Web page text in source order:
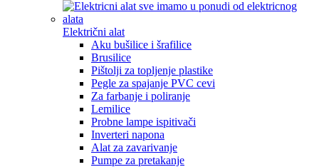
Električni alat
Aku bušilice i šrafilice
Brusilice
Pištolji za topljenje plastike
Pegle za spajanje PVC cevi
Za farbanje i poliranje
Lemilice
Probne lampe ispitivači
Inverteri napona
Alat za zavarivanje
Pumpe za pretakanje